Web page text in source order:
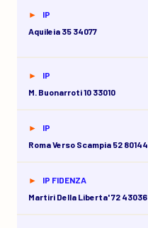
IP
Aquileia 35 34077
IP
M. Buonarroti 10 33010
IP
Roma Verso Scampia 52 80144
IP FIDENZA
Martiri Della Liberta' 72 43036